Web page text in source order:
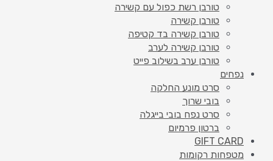
טורבן רשת כפול עם קשירה
טורבן קשירה
טורבן קשירה בד קטיפה
טורבן קשירה לערב
טורבן ערב בשילוב פייט
נפחים
סרט מונע החלקה
בובי שרוך
סרט נפח בובי בייגלה
ברטון פרמיום
GIFT CARD
מטפחות רקומות